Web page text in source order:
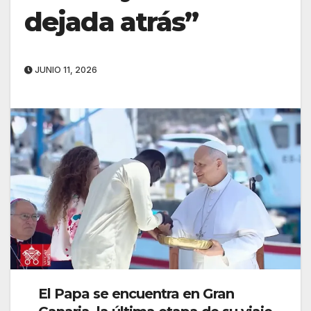
dejada atrás”
JUNIO 11, 2026
El Papa se encuentra en Gran